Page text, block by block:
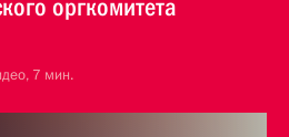
оргкомитета
7 мин.